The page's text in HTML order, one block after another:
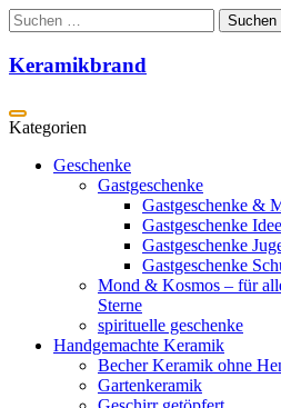
Zum
Inhalt
springen
Suchen
nach:
Keramikbrand
Geschenke
Gastgeschenke
Gastgeschenke &
Gastgeschenke
Gastgeschenke
Gastgeschenke
Mond & Kosmos – für
Sterne
spirituelle geschenke
Handgemachte Keramik
Becher Keramik ohne
Gartenkeramik